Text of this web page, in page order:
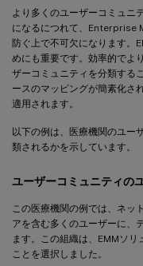
より多くのユーザーコミュニ
になるにつれて、Enterprise
防ぐ上で不可欠になります。
めにも重要です。効率的でよ
ザーコミュニティを分類する
ースのマッピングが簡素化さ
適用されます。
以下の例は、医療機関のユー
類されるかを示しています。
ユーザーコミュニティの
この医療機関の例では、ネッ
アを含む多くのユーザーに、
ます。この組織は、EMMソ
ことを選択しました。